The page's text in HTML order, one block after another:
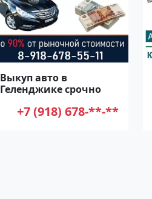
Выкуп авто в
Геленджике срочно
+7 (918) 678-**-**